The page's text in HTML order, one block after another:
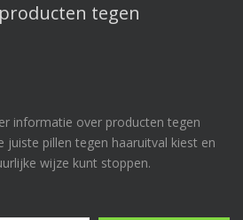
tegen
informatie over producten tegen
juiste pillen tegen haaruitval kiest en
wijze kunt stoppen.